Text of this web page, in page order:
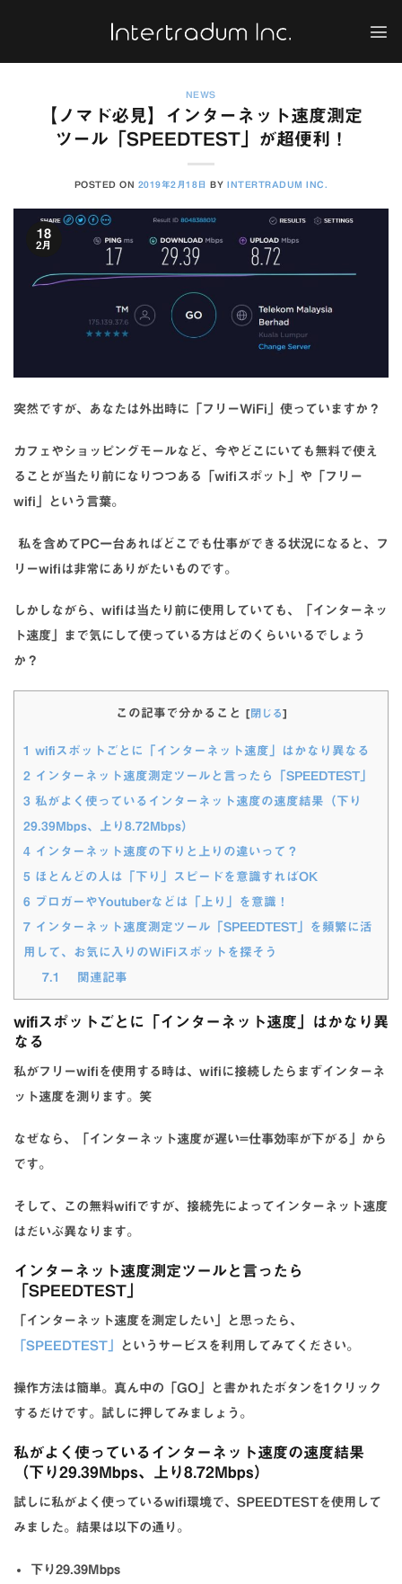
content
NEWS
【ノマド必見】インターネット速度測定
ツール「SPEEDTEST」が超便利！
POSTED ON 2019年2月18日 BYINTERTRADUM INC.
18
2月
突然ですが、あなたは外出時に「フリーWiFi」使っていますか？
カフェやショッピングモールなど、今やどこにいても無料で使え
ることが当たり前になりつつある「wifiスポット」や「フリー
wifi」という言葉。
私を含めてPC一台あればどこでも仕事ができる状況になると、フ
リーwifiは非常にありがたいものです。
しかしながら、wifiは当たり前に使用していても、「インターネッ
ト速度」まで気にして使っている方はどのくらいいるでしょう
か？
この記事で分かること [閉じる]
1 wifiスポットごとに「インターネット速度」はかなり異なる
2 インターネット速度測定ツールと言ったら「SPEEDTEST」
3 私がよく使っているインターネット速度の速度結果（下り
29.39Mbps、上り8.72Mbps）
4 インターネット速度の下りと上りの違いって？
5 ほとんどの人は「下り」スピードを意識すればOK
6 ブロガーやYoutuberなどは「上り」を意識！
7 インターネット速度測定ツール「SPEEDTEST」を頻繁に活
用して、お気に入りのWiFiスポットを探そう
7.1
関連記事
wifiスポットごとに「インターネット速度」はかなり異
なる
私がフリーwifiを使用する時は、wifiに接続したらまずインターネ
ット速度を測ります。笑
なぜなら、「インターネット速度が遅い=仕事効率が下がる」から
です。
そして、この無料wifiですが、接続先によってインターネット速度
はだいぶ異なります。
インターネット速度測定ツールと言ったら
「SPEEDTEST」
「インターネット速度を測定したい」と思ったら、
「SPEEDTEST」
というサービスを利用してみてください。
操作方法は簡単。真ん中の「GO」と書かれたボタンを1クリック
するだけです。試しに押してみましょう。
私がよく使っているインターネット速度の速度結果
（下り29.39Mbps、上り8.72Mbps）
試しに私がよく使っているwifi環境で、SPEEDTESTを使用して
みました。結果は以下の通り。
下り29.39Mbps